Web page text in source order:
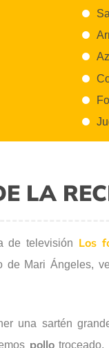
Sal
LA
de televisión Los
de Mari Ángeles,
una sartén
pollotroceado,